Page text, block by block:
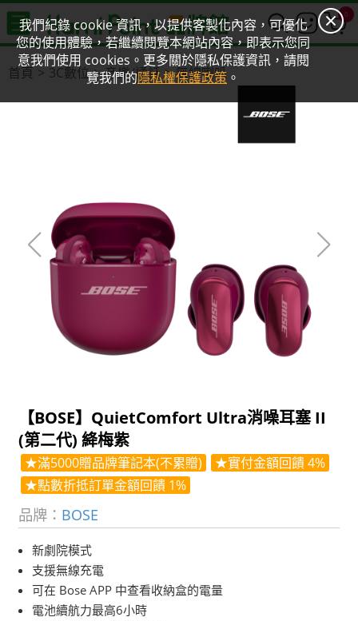
我們紀錄 cookie 資訊，以提供客製化內容，可優化
您的使用體驗，若繼續閱覽本網站內容，即表示您同
意我們使用 cookies。更多關於隱私保護資訊，請閱
覽我們的隱私權保護政策 。
0
首頁 3C數位 音樂/通話 無線喇叭
【BOSE】QuietComfort Ultra消噪耳塞 II
(第二代) 絳梅紫
★滿5000贈品牌筆記本(不累贈)
★實付金額回饋 4%
★點數折抵訂單金額回饋 1%
品牌： BOSE
新劇院模式
支援無線充電
可在 Bose APP 中查看收納盒的電量
電池續航力最高6小時